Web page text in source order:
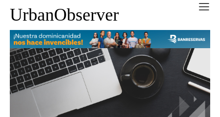
UrbanObserver